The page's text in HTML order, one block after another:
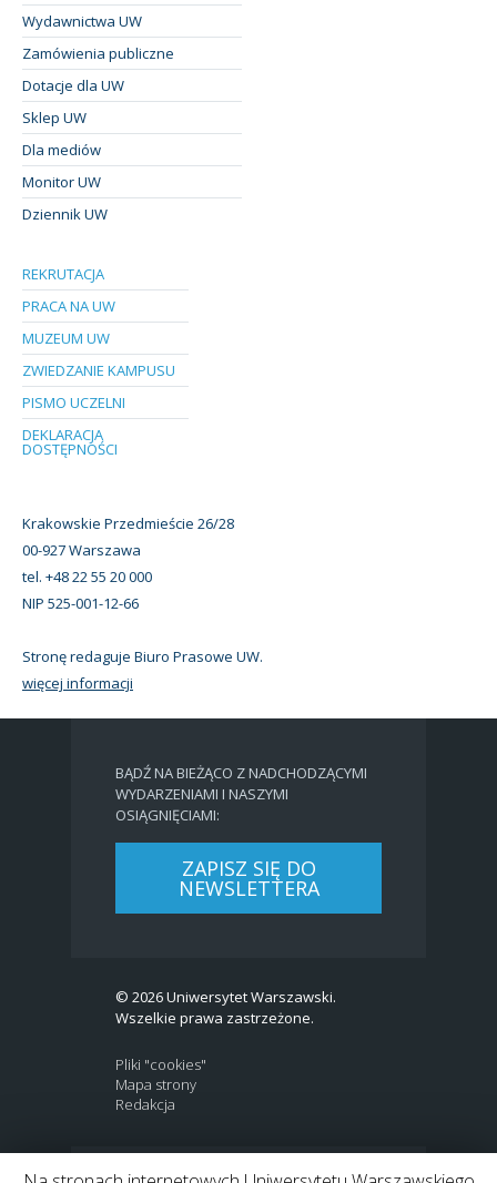
Wydawnictwa UW
Zamówienia publiczne
Dotacje dla UW
Sklep UW
Dla mediów
Monitor UW
Dziennik UW
REKRUTACJA
PRACA NA UW
MUZEUM UW
ZWIEDZANIE KAMPUSU
PISMO UCZELNI
DEKLARACJA
DOSTĘPNOŚCI
Krakowskie Przedmieście 26/28
00-927 Warszawa
tel. +48 22 55 20 000
NIP 525-001-12-66
Stronę redaguje Biuro Prasowe UW.
więcej informacji
BĄDŹ NA BIEŻĄCO Z NADCHODZĄCYMI
WYDARZENIAMI I NASZYMI
OSIĄGNIĘCIAMI:
ZAPISZ SIĘ DO
NEWSLETTERA
© 2026 Uniwersytet Warszawski.
Wszelkie prawa zastrzeżone.
Pliki "cookies"
Mapa strony
Redakcja